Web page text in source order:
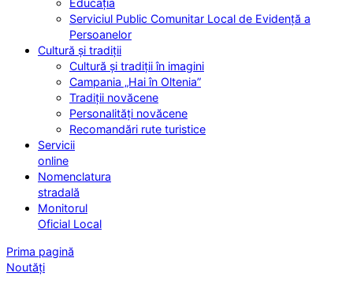
Educația
Serviciul Public Comunitar Local de Evidență a
Persoanelor
Cultură și tradiții
Cultură și tradiții în imagini
Campania „Hai în Oltenia”
Tradiții novăcene
Personalități novăcene
Recomandări rute turistice
Servicii
online
Nomenclatura
stradală
Monitorul
Oficial Local
Prima pagină
Noutăți